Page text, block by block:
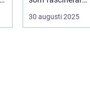
många och väcker
nyfikenhet...
30 augusti 2025